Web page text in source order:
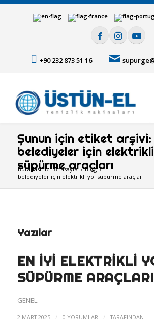
+90 232 873 51 16
Şunun için etiket arşivi:
belediyeler için
süpürme araçları
Buradasınız: Anasayfa / Blog /
belediyeler için elektrikli yol süpürme araçları
Yazılar
EN IYI ELEKTRIKLI
SÜPÜRME ARAÇLARI
GENEL
2 MART 2025 / 0 YORUMLAR /
TARAFINDAN